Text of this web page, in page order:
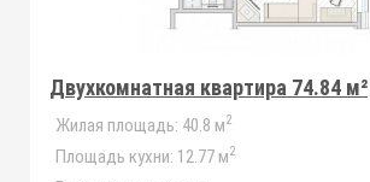
Двухкомнатная квартира 74.84 м²
Жилая площадь: 40.8 м2
Площадь кухни: 12.77 м2